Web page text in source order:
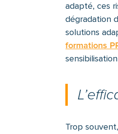
adapté, ces
dégradation
solutions
formations
Trop